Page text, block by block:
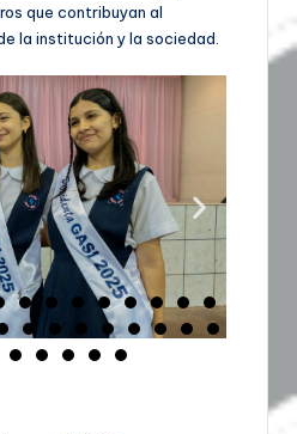
que contribuyan al
la institución y la sociedad.